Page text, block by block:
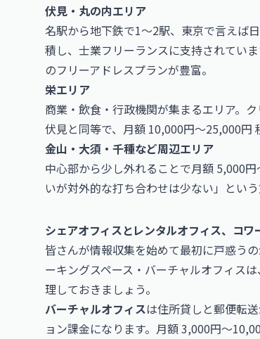
伏見・丸の内エリア
名駅から地下鉄で1〜2駅、東京で言えば
積し、士業フリーランスに支持されてい
のフリーアドレスプランが豊富。
栄エリア
商業・飲食・行政機関が集まるエリア。
伏見と同等で、月額 10,000円〜25,000円
金山・大須・千種など周辺エリア
中心部から少し外れることで月額 5,000
いが対外的な打ち合わせは少ない」という
シェアオフィスとレンタルオフィス、コワ
皆さんが情報収集を始めて最初に戸惑う
ーキングスペース・バーチャルオフィス
理しておきましょう。
バーチャルオフィスは住所貸しと郵便転
ョン課金になります。月額 3,000円〜